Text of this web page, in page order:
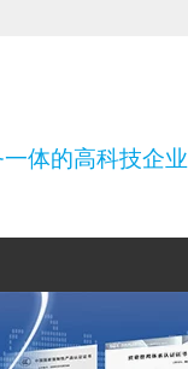
体的高科技企业